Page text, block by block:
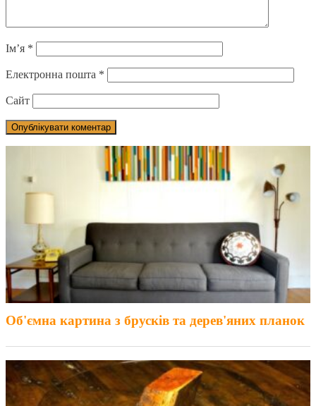
Ім’я *
Електронна пошта *
Сайт
Об'ємна картина з брусків та дерев'яних планок